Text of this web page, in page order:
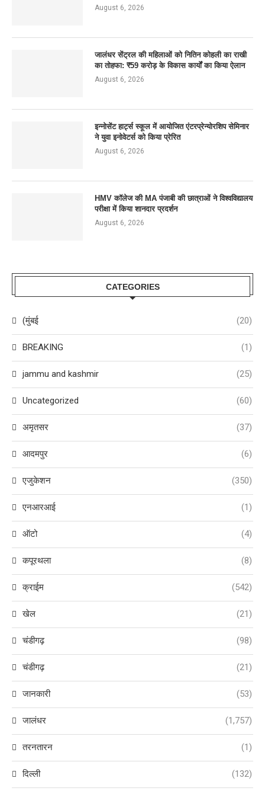
August 6, 2026
जालंधर सेंट्रल की महिलाओं को नितिन कोहली का राखी
का तोहफा: ₹59 करोड़ के विकास कार्यों का किया ऐलान
August 6, 2026
इन्नोसेंट हार्ट्स स्कूल में आयोजित एंटरप्रेन्योरशिप सेमिनार
ने युवा इनोवेटर्स को किया प्रेरित
August 6, 2026
HMV कॉलेज की MA पंजाबी की छात्राओं ने विश्वविद्यालय
परीक्षा में किया शानदार प्रदर्शन
August 6, 2026
CATEGORIES
(मुंबई (20)
BREAKING (1)
jammu and kashmir (25)
Uncategorized (60)
अमृतसर (37)
आदमपुर (6)
एजुकेशन (350)
एनआरआई (1)
ऑटो (4)
कपूरथला (8)
क्राईम (542)
खेल (21)
चंडीगढ़ (98)
चंडीगढ़ (21)
जानकारी (53)
जालंधर (1,757)
तरनतारन (1)
दिल्ली (132)